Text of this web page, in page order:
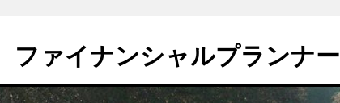
ファイナンシャルプランナー